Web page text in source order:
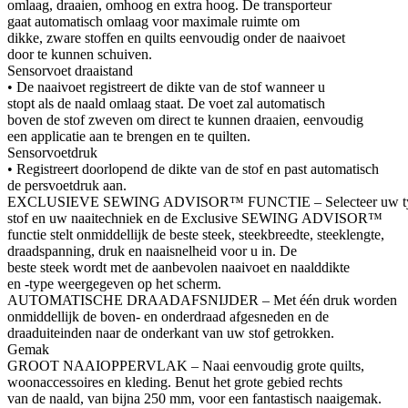
omlaag, draaien, omhoog en extra hoog. De transporteur
gaat automatisch omlaag voor maximale ruimte om
dikke, zware stoffen en quilts eenvoudig onder de naaivoet
door te kunnen schuiven.
Sensorvoet draaistand
• De naaivoet registreert de dikte van de stof wanneer u
stopt als de naald omlaag staat. De voet zal automatisch
boven de stof zweven om direct te kunnen draaien, eenvoudig
een applicatie aan te brengen en te quilten.
Sensorvoetdruk
• Registreert doorlopend de dikte van de stof en past automatisch
de persvoetdruk aan.
EXCLUSIEVE SEWING ADVISOR™ FUNCTIE – Selecteer uw
stof en uw naaitechniek en de Exclusive SEWING ADVISOR™
functie stelt onmiddellijk de beste steek, steekbreedte, steeklengte,
draadspanning, druk en naaisnelheid voor u in. De
beste steek wordt met de aanbevolen naaivoet en naalddikte
en -type weergegeven op het scherm.
AUTOMATISCHE DRAADAFSNIJDER – Met één druk worden
onmiddellijk de boven- en onderdraad afgesneden en de
draaduiteinden naar de onderkant van uw stof getrokken.
Gemak
GROOT NAAIOPPERVLAK – Naai eenvoudig grote quilts,
woonaccessoires en kleding. Benut het grote gebied rechts
van de naald, van bijna 250 mm, voor een fantastisch naaigemak.